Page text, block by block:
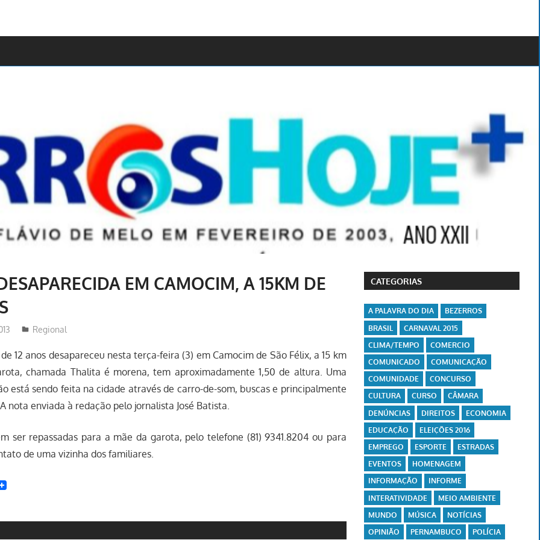
EM CAMOCIM, A 15KM DE
Redator
Regional
12 anos desapareceu nesta terça-feira (3) em Camocim de São Félix, a 15 km
chamada Thalita é morena, tem aproximadamente 1,50 de altura. Uma
está sendo feita na cidade através de carro-de-som, buscas e principalmente
nota enviada à redação pelo jornalista José Batista.
ser repassadas para a mãe da garota, pelo telefone (81) 9341.8204 ou para
de uma vizinha dos familiares.
CATEGORIAS
A PALAVRA DO DIA
BEZERROS
BRASIL
CARNAVAL 2015
CLIMA/TEMPO
COMERCIO
COMUNICADO
COMUNICAÇÃO
COMUNIDADE
CONCURSO
CULTURA
CURSO
CÂMARA
DENÚNCIAS
DIREITOS
ECONOMIA
EDUCAÇÃO
ELEIÇÕES 2016
EMPREGO
ESPORTE
ESTRADAS
EVENTOS
HOMENAGEM
INFORMAÇÃO
INFORME
INTERATIVIDADE
MEIO AMBIENTE
MUNDO
MÚSICA
NOTÍCIAS
OPINIÃO
PERNAMBUCO POLÍCIA